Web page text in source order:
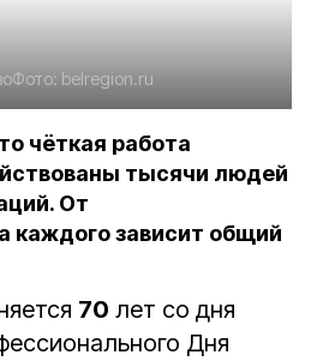
Фото: belregion.ru
чёткая работа
тысячи людей
От
каждого зависит общий
70 лет со дня
Дня